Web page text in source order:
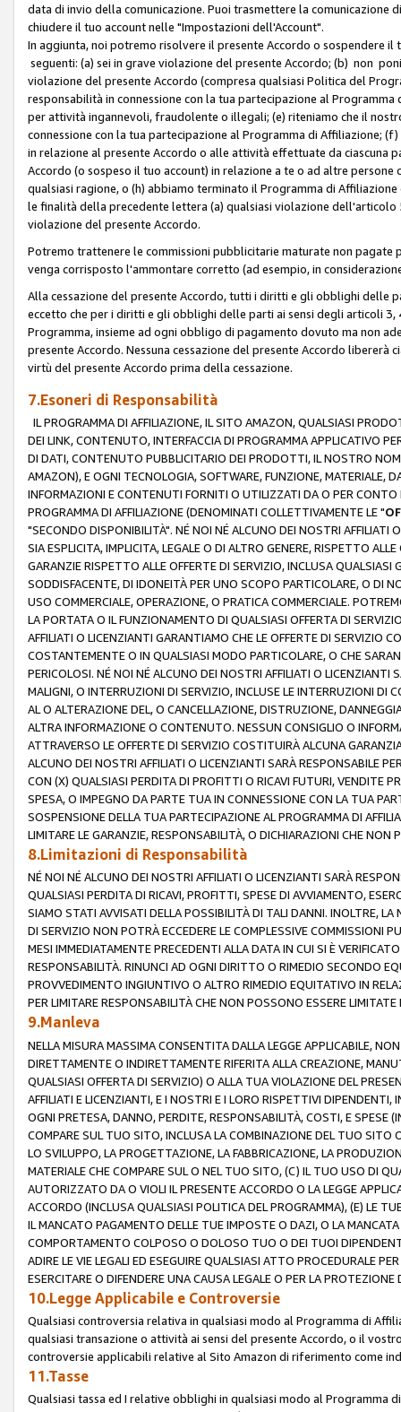
data di invio della comunicazione. Puoi trasmettere la
chiudere il tuo account nelle "Impostazioni dell'Account".
In aggiunta, noi potremo risolvere il presente Accordo o sospendere
seguenti: (a) sei in grave violazione del presente Accordo; (b) non
violazione del presente Accordo (compresa qualsiasi Politica del
responsabilità in connessione con la tua partecipazione al
per attività ingannevoli, fraudolente o illegali; (e) riteniamo che il
connessione con la tua partecipazione al Programma di Affiliazione;
in relazione al presente Accordo o alle attività effettuate da ciascuna
Accordo (o sospeso il tuo account) in relazione a te o ad altre
qualsiasi ragione, o (h) abbiamo terminato il Programma di
le finalità della precedente lettera (a) qualsiasi violazione
violazione del presente Accordo.
Potremo trattenere le commissioni pubblicitarie maturate non
venga corrisposto l'ammontare corretto (ad esempio, in
Alla cessazione del presente Accordo, tutti i diritti e gli obblighi delle
eccetto che per i diritti e gli obblighi delle parti ai sensi degli articoli
Programma, insieme ad ogni obbligo di pagamento dovuto ma non
presente Accordo. Nessuna cessazione del presente Accordo
virtù del presente Accordo prima della cessazione.
7.Esoneri di Responsabilità
IL PROGRAMMA DI AFFILIAZIONE, IL SITO AMAZON, QUALSIASI
DEI LINK, CONTENUTO, INTERFACCIA DI PROGRAMMA APPLICATIVO
DI DATI, CONTENUTO PUBBLICITARIO DEI PRODOTTI, IL NOSTRO
AMAZON), E OGNI TECNOLOGIA, SOFTWARE, FUNZIONE, MATERIALE,
INFORMAZIONI E CONTENUTI FORNITI O UTILIZZATI DA O PER
PROGRAMMA DI AFFILIAZIONE (DENOMINATI COLLETTIVAMENTE LE "
"SECONDO DISPONIBILITÀ". NÉ NOI NÉ ALCUNO DEI NOSTRI
SIA ESPLICITA, IMPLICITA, LEGALE O DI ALTRO GENERE, RISPETTO
GARANZIE RISPETTO ALLE OFFERTE DI SERVIZIO, INCLUSA
SODDISFACENTE, DI IDONEITÀ PER UNO SCOPO PARTICOLARE, O DI
USO COMMERCIALE, OPERAZIONE, O PRATICA COMMERCIALE.
LA PORTATA O IL FUNZIONAMENTO DI QUALSIASI OFFERTA DI
AFFILIATI O LICENZIANTI GARANTIAMO CHE LE OFFERTE DI SERVIZIO
COSTANTEMENTE O IN QUALSIASI MODO PARTICOLARE, O CHE
PERICOLOSI. NÉ NOI NÉ ALCUNO DEI NOSTRI AFFILIATI O LICENZIANTI
MALIGNI, O INTERRUZIONI DI SERVIZIO, INCLUSE LE INTERRUZIONI DI
AL O ALTERAZIONE DEL, O CANCELLAZIONE, DISTRUZIONE,
ALTRA INFORMAZIONE O CONTENUTO. NESSUN CONSIGLIO O
ATTRAVERSO LE OFFERTE DI SERVIZIO COSTITUIRÀ ALCUNA
ALCUNO DEI NOSTRI AFFILIATI O LICENZIANTI SARÀ RESPONSABILE
CON (X) QUALSIASI PERDITA DI PROFITTI O RICAVI FUTURI, VENDITE
SPESA, O IMPEGNO DA PARTE TUA IN CONNESSIONE CON LA TUA
SOSPENSIONE DELLA TUA PARTECIPAZIONE AL PROGRAMMA DI
LIMITARE LE GARANZIE, RESPONSABILITÀ, O DICHIARAZIONI CHE NON
8.Limitazioni di Responsabilità
NÉ NOI NÉ ALCUNO DEI NOSTRI AFFILIATI O LICENZIANTI SARÀ
QUALSIASI PERDITA DI RICAVI, PROFITTI, SPESE DI AVVIAMENTO,
SIAMO STATI AVVISATI DELLA POSSIBILITÀ DI TALI DANNI. INOLTRE,
DI SERVIZIO NON POTRÀ ECCEDERE LE COMPLESSIVE COMMISSIONI
MESI IMMEDIATAMENTE PRECEDENTI ALLA DATA IN CUI SI È
RESPONSABILITÀ. RINUNCI AD OGNI DIRITTO O RIMEDIO SECONDO
PROVVEDIMENTO INGIUNTIVO O ALTRO RIMEDIO EQUITATIVO IN
PER LIMITARE RESPONSABILITÀ CHE NON POSSONO ESSERE LIMITATE
9.Manleva
NELLA MISURA MASSIMA CONSENTITA DALLA LEGGE APPLICABILE,
DIRETTAMENTE O INDIRETTAMENTE RIFERITA ALLA CREAZIONE,
QUALSIASI OFFERTA DI SERVIZIO) O ALLA TUA VIOLAZIONE DEL
AFFILIATI E LICENZIANTI, E I NOSTRI E I LORO RISPETTIVI
OGNI PRETESA, DANNO, PERDITE, RESPONSABILITÀ, COSTI, E SPESE
COMPARE SUL TUO SITO, INCLUSA LA COMBINAZIONE DEL TUO SITO
LO SVILUPPO, LA PROGETTAZIONE, LA FABBRICAZIONE, LA
MATERIALE CHE COMPARE SUL O NEL TUO SITO, (C) IL TUO USO DI
AUTORIZZATO DA O VIOLI IL PRESENTE ACCORDO O LA LEGGE
ACCORDO (INCLUSA QUALSIASI POLITICA DEL PROGRAMMA), (E) LE
IL MANCATO PAGAMENTO DELLE TUE IMPOSTE O DAZI, O LA
COMPORTAMENTO COLPOSO O DOLOSO TUO O DEI TUOI
ADIRE LE VIE LEGALI ED ESEGUIRE QUALSIASI ATTO PROCEDURALE
ESERCITARE O DIFENDERE UNA CAUSA LEGALE O PER LA
10.Legge Applicabile e Controversie
Qualsiasi controversia relativa in qualsiasi modo al Programma di
qualsiasi transazione o attività ai sensi del presente Accordo, o il
controversie applicabili relative al Sito Amazon di riferimento come
11.Tasse
Qualsiasi tassa ed I relative obblighi in qualsiasi modo al